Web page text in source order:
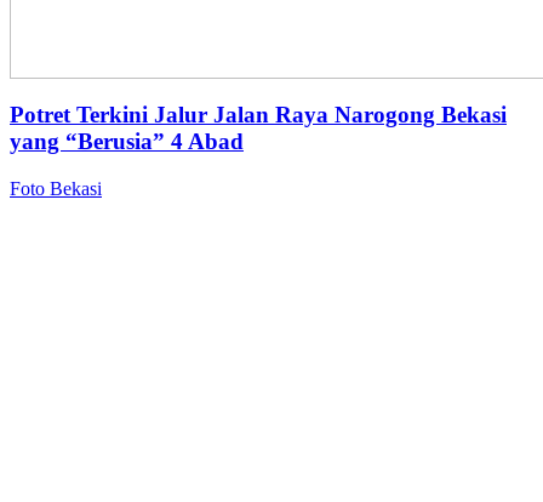
Potret Terkini Jalur Jalan Raya Narogong Bekasi
yang “Berusia” 4 Abad
Foto Bekasi